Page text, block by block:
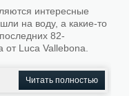
интересные
на воду, а какие-то
82-
Luca Vallebona.
Читать полностью